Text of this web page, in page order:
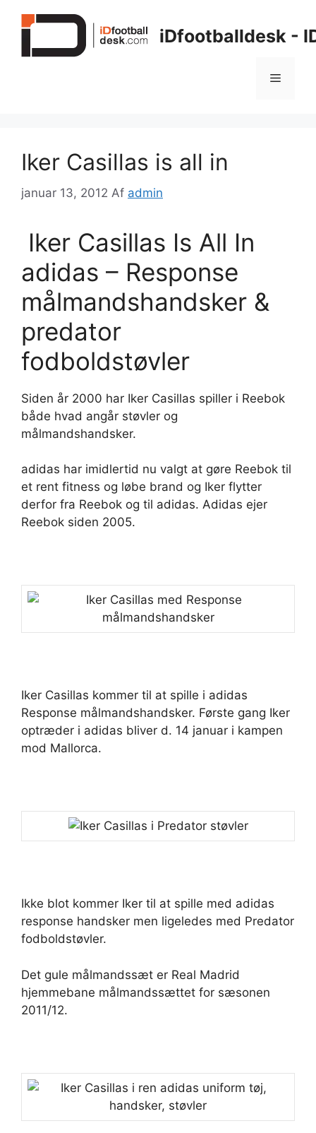
iDfootballdesk -
Menu
Iker Casillas is all in
januar 13, 2012 Af admin
Iker Casillas Is All In
adidas – Response
målmandshandsker &
predator
fodboldstøvler
Siden år 2000 har Iker Casillas spiller i Reebok
både hvad angår støvler og
målmandshandsker.
adidas har imidlertid nu valgt at gøre Reebok til
et rent fitness og løbe brand og Iker flytter
derfor fra Reebok og til adidas. Adidas ejer
Reebok siden 2005.
Iker Casillas kommer til at spille i adidas
Response målmandshandsker. Første gang Iker
optræder i adidas bliver d. 14 januar i kampen
mod Mallorca.
Ikke blot kommer Iker til at spille med adidas
response handsker men ligeledes med Predator
fodboldstøvler.
Det gule målmandssæt er Real Madrid
hjemmebane målmandssættet for sæsonen
2011/12.